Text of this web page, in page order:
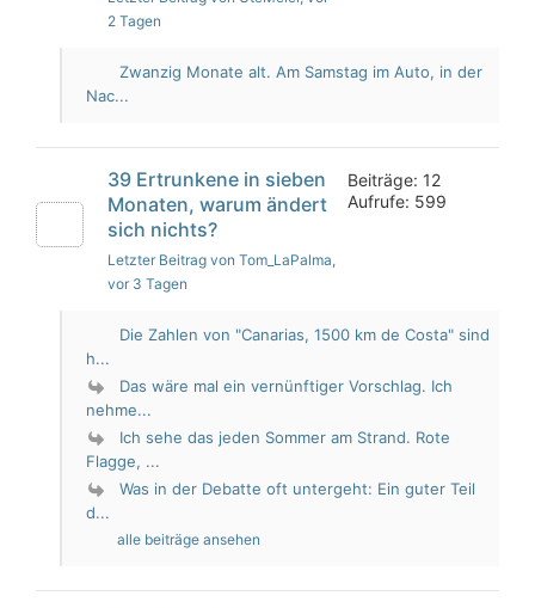
2 Tagen
Zwanzig Monate alt. Am Samstag im Auto, in der
Nac...
39 Ertrunkene in sieben
Monaten, warum ändert
sich nichts?
Letzter Beitrag von Tom_LaPalma,
vor 3 Tagen
Beiträge: 12
Aufrufe: 599
Die Zahlen von "Canarias, 1500 km de Costa" sind
h...
Das wäre mal ein vernünftiger Vorschlag. Ich
nehme...
Ich sehe das jeden Sommer am Strand. Rote
Flagge, ...
Was in der Debatte oft untergeht: Ein guter Teil
d...
alle beiträge ansehen